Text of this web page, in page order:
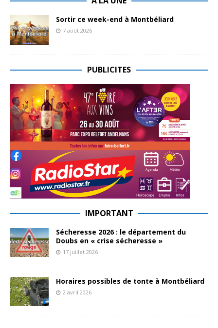
Sortir ce week-end à Montbéliard
7 août 2026
PUBLICITES
IMPORTANT
Sécheresse 2026 : le département du
Doubs en « crise sécheresse »
17 juillet 2026
Horaires possibles de tonte à Montbéliard
2 avril 2026